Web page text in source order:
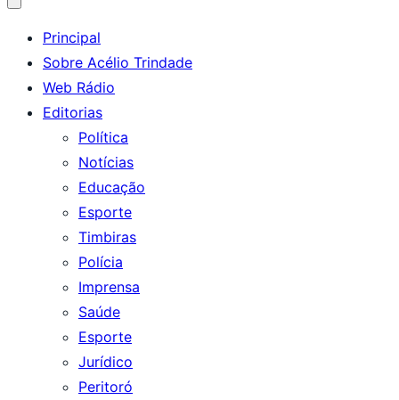
menu
Principal
Sobre Acélio Trindade
Web Rádio
Editorias
Política
Notícias
Educação
Esporte
Timbiras
Polícia
Imprensa
Saúde
Esporte
Jurídico
Peritoró